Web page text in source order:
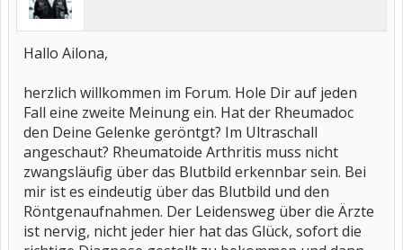
Hallo Ailona,
herzlich willkommen im Forum. Hole Dir auf jeden
Fall eine zweite Meinung ein. Hat der Rheumadoc
den Deine Gelenke geröntgt? Im Ultraschall
angeschaut? Rheumatoide Arthritis muss nicht
zwangsläufig über das Blutbild erkennbar sein. Bei
mir ist es eindeutig über das Blutbild und den
Röntgenaufnahmen. Der Leidensweg über die Ärzte
ist nervig, nicht jeder hier hat das Glück, sofort die